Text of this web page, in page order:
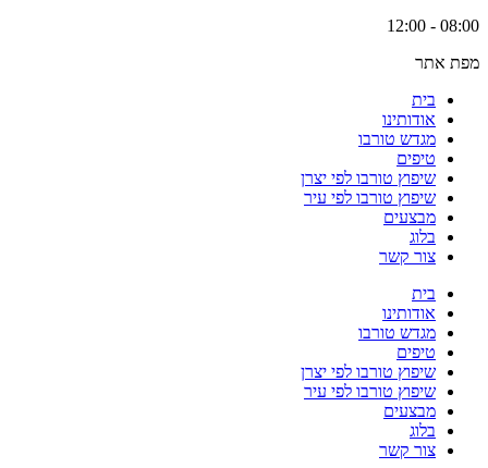
08:00 - 12:00
מפת אתר
בית
אודותינו
מגדש טורבו
טיפים
שיפוץ טורבו לפי יצרן
שיפוץ טורבו לפי עיר
מבצעים
בלוג
צור קשר
בית
אודותינו
מגדש טורבו
טיפים
שיפוץ טורבו לפי יצרן
שיפוץ טורבו לפי עיר
מבצעים
בלוג
צור קשר